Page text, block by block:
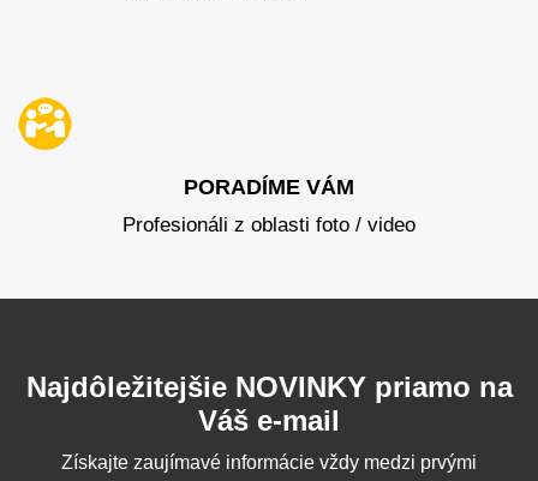
PORADÍME VÁM
Profesionáli z oblasti foto / video
Najdôležitejšie NOVINKY priamo na
Váš e-mail
Získajte zaujímavé informácie vždy medzi prvými